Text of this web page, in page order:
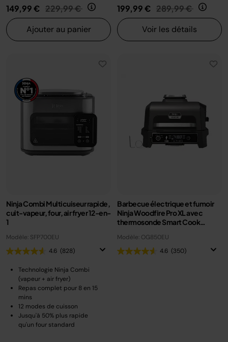
149,99 € Prix réduit de
229,99 € au
Ajouter au panier
199,99 € Prix réduit de
289,99 € au
Voir les détails
Ninja Combi Multicuiseur rapide,
cuit-vapeur, four, air fryer 12-en-
1
Modèle: SFP700EU
4.6 (828)
Technologie Ninja Combi
(vapeur + air fryer)
Repas complet pour 8 en 15
mins
12 modes de cuisson
Jusqu'à 50% plus rapide
qu'un four standard
Barbecue électrique et fumoir
Ninja Woodfire Pro XL avec
thermosonde Smart Cook
Modèle: OG850EU
4.6 (350)